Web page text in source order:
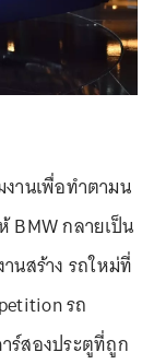
งานเพื่อทำตามน
BMW กลายเป็น
นสร้าง รถใหม่ที่
รถ
ร์สองประตูที่ถูก